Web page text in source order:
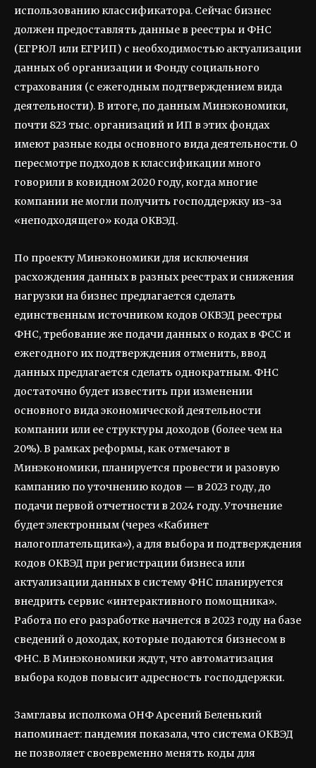
использованию классификатора. Сейчас бизнес
должен предоставлять данные в реестры и ФНС
(ЕГРЮЛ или ЕГРИП) с необходимостью актуализации
данных об организации и Фонду социального
страхования (с ежегодным подтверждением вида
деятельности). В итоге, по данным Минэкономики,
почти 823 тыс. организаций и ИП в этих фондах
имеют разные коды основного вида деятельности. О
пересмотре подходов к классификации много
говорили в ковидном 2020 году, когда многие
компании не могли получить господдержку из-за
«неподходящего» кода ОКВЭД.
По проекту Минэкономики для исключения
расхождения данных в разных реестрах и снижения
нагрузки на бизнес предлагается сделать
единственным источником кодов ОКВЭД реестры
ФНС, требование же подачи данных о кодах в ФСС и
ежегодного их подтверждения отменить, ввод
данных предлагается сделать однократным. ФНС
достаточно будет известить при изменении
основного вида экономической деятельности
компании или ее структуры доходов (более чем на
20%). В рамках реформы, как отмечают в
Минэкономики, планируется провести и разовую
кампанию по уточнению кодов — в 2023 году, до
подачи первой отчетности в 2024 году. Уточнение
будет электронным (через «Кабинет
налогоплательщика»), а для выбора и подтверждения
кодов ОКВЭД при регистрации бизнеса или
актуализации данных в систему ФНС планируется
внедрить сервис «интерактивного помощника».
Работа по его разработке начнется в 2023 году на базе
сведений о доходах, которые подаются бизнесом в
ФНС. В Минэкономики ждут, что автоматизация
выбора кодов повысит адресность господдержки.
Замглавы исполкома ОНФ Арсений Беленький
напоминает: пандемия показала, что система ОКВЭД
не позволяет своевременно менять коды для